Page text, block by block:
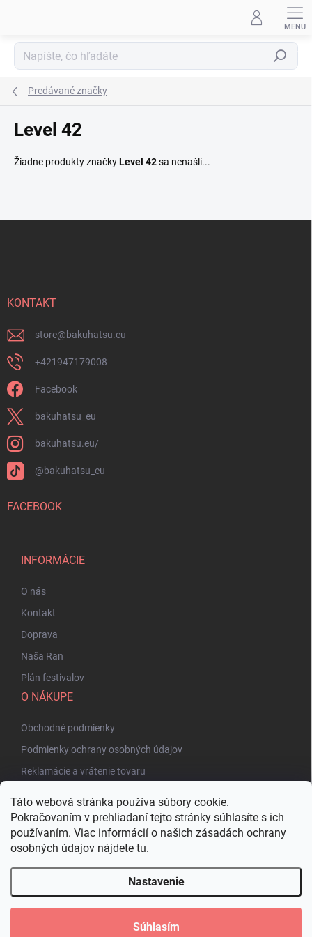
Táto webová stránka používa súbory cookie.
Pokračovaním v prehliadaní tejto stránky súhlasíte s ich
používaním. Viac informácií o našich zásadách ochrany
osobných údajov nájdete tu.
Nastavenie
Súhlasím
Hľadať
Predávané značky
Level 42
Žiadne produkty značkyLevel 42sa nenašli...
KONTAKT
store@bakuhatsu.eu
+421947179008
Facebook
bakuhatsu_eu
bakuhatsu.eu/
@bakuhatsu_eu
FACEBOOK
INFORMÁCIE
O nás
Kontakt
Doprava
Naša Ran
Plán festivalov
O NÁKUPE
Obchodné podmienky
Podmienky ochrany osobných údajov
Reklamácie a vrátenie tovaru
Copyright 2026Bakuhatsu.eu. Všetky práva vyhradené.Upraviť nastavenie
cookies